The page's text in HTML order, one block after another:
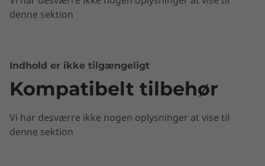
Enkel, elegant og førsteklasses
med et strømlinet kabinet med poleret
aluminium. Vælg blandt fire sofistikerede
Operating System
Graphic Card
Up to 4 GB onboard DDR4 + 8 GB SODIMM memory;
optional 16 GB Intel® Optane™
denne sektion
Indhold er ikke tilgængeligt
Kompatibelt tilbehør
Vi har desværre ikke nogen oplysninger at vise til
denne sektion